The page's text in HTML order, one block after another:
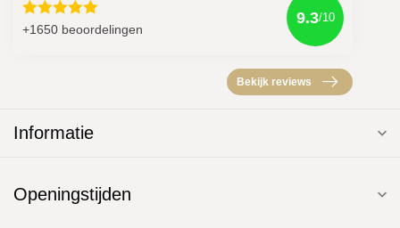
+1650 beoordelingen
9.3/10
Bekijk reviews
Informatie
Openingstijden